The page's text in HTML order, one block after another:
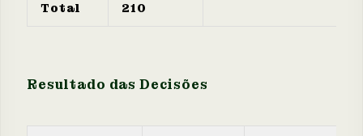
Total 210
Resultado das Decisões